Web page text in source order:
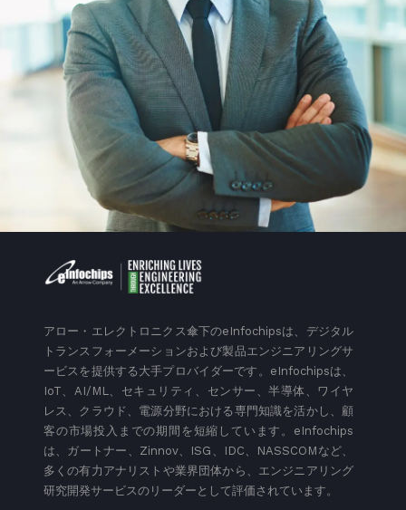
アロー・エレクトロニクス傘下のeInfochipsは、デジタル
トランスフォーメーションおよび製品エンジニアリングサ
ービスを提供する大手プロバイダーです。eInfochipsは、
IoT、AI/ML、セキュリティ、センサー、半導体、ワイヤ
レス、クラウド、電源分野における専門知識を活かし、顧
客の市場投入までの期間を短縮しています。eInfochips
は、ガートナー、Zinnov、ISG、IDC、NASSCOMなど、
多くの有力アナリストや業界団体から、エンジニアリング
研究開発サービスのリーダーとして評価されています。